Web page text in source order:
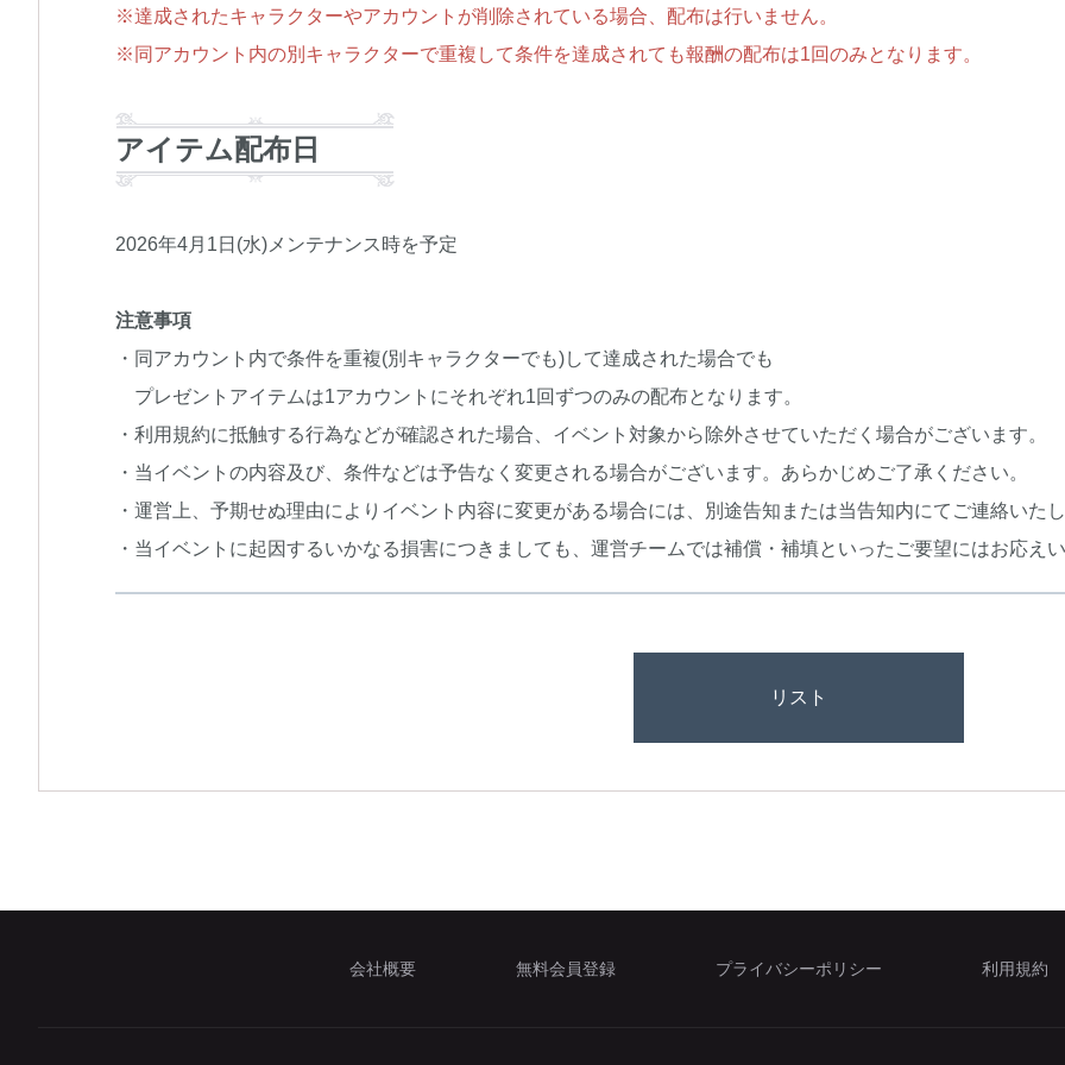
※達成されたキャラクターやアカウントが削除されている場合、配布は行いません。
※同アカウント内の別キャラクターで重複して条件を達成されても報酬の配布は1回のみとなります。
アイテム配布日
2026年4月1日(水)メンテナンス時を予定
注意事項
・同アカウント内で条件を重複(別キャラクターでも)して達成された場合でも
プレゼントアイテムは1アカウントにそれぞれ1回ずつのみの配布となります。
・利用規約に抵触する行為などが確認された場合、イベント対象から除外させていただく場合がございます。
・当イベントの内容及び、条件などは予告なく変更される場合がございます。あらかじめご了承ください。
・運営上、予期せぬ理由によりイベント内容に変更がある場合には、別途告知または当告知内にてご連絡いた
・当イベントに起因するいかなる損害につきましても、運営チームでは補償・補填といったご要望にはお応え
リスト
会社概要 無料会員登録 プライバシーポリシー 利用規約